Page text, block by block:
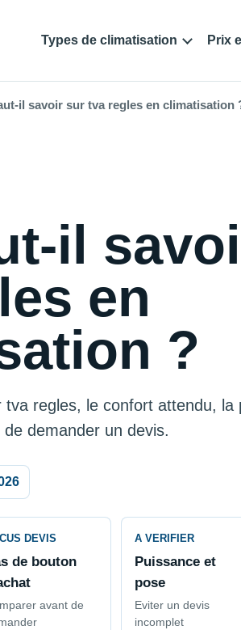
Types de climatisation Prix
il savoir sur tva regles en climatisation
il
en
?
regles, le confort attendu, la
demander un devis.
DEVIS
de bouton
avant de
A VERIFIER
Puissance et
pose
Eviter un devis
incomplet